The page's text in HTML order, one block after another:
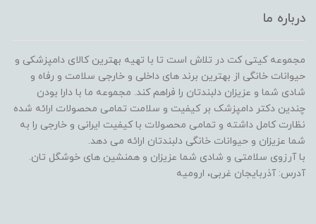
درباره ما
مجموعه کیتی کت در تلاش است تا با تهیه بهترین کالای دامپزشکی و
حیوانات خانگی از بهترین برند های داخلی و خارجی سلامت و رفاه و
شادی شما و عزیزان دلبندتان را فراهم کند. مجموعه ما با دارا بودن
چندین دکتر دامپزشک بر کیفیت و سلامت تمامی محصولات ارائه شده
نظارت کامل داشته و تمامی محصولات با کیفیت ایرانی و خارجی را به
شما عزیزان و حیوانات خانگی دلبندتان ارائه می دهد.
با آرزوی سلامتی و شادی شما عزیزان و همنشین های خوشگل تان.
آدرس: آذربایجان غربی، ارومیه